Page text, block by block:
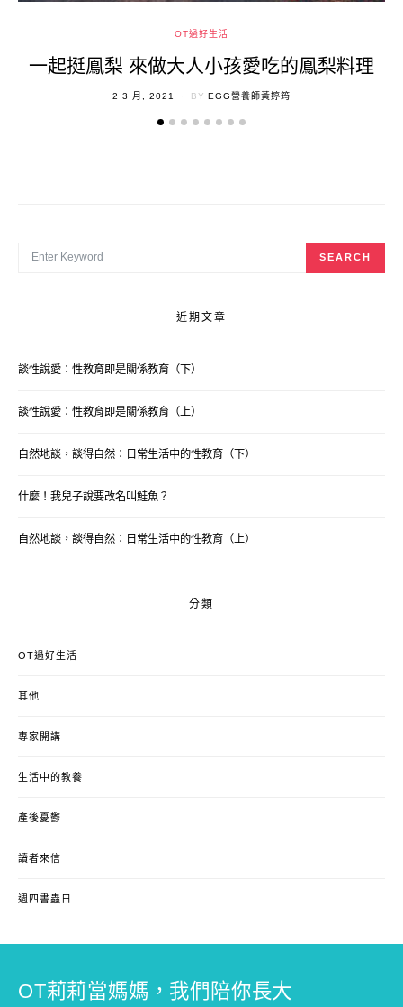
OT過好生活
一起挺鳳梨 來做大人小孩愛吃的鳳梨料理
POSTED
2 3 月, 2021 BY EGG營養師黃婷筠
SEARCH
近期文章
談性說愛：性教育即是關係教育（下）
談性說愛：性教育即是關係教育（上）
自然地談，談得自然：日常生活中的性教育（下）
什麼！我兒子說要改名叫鮭魚？
自然地談，談得自然：日常生活中的性教育（上）
分類
OT過好生活
其他
專家開講
生活中的教養
產後憂鬱
讀者來信
週四書蟲日
OT莉莉當媽媽，我們陪你長大